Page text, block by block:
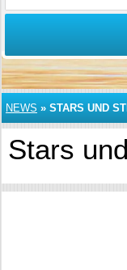
NEWS » STARS UND
Stars